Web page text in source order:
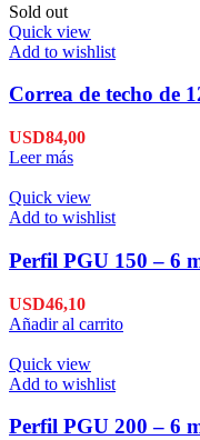
Sold out
Quick view
Add to wishlist
Correa de techo de
USD84,00
Leer más
Quick view
Add to wishlist
Perfil PGU 150 – 6
USD46,10
Añadir al carrito
Quick view
Add to wishlist
Perfil PGU 200 – 6